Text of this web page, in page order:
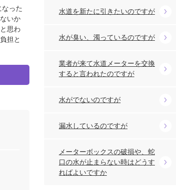
った
いか
思わ
担と
水道を新たに引きたいのですが
水が臭い、濁っているのですが
業者が来て水道メーターを交換
すると言われたのですが
水がでないのですが
漏水しているのですが
メーターボックスの破損や、蛇
口の水が止まらない時はどうす
ればよいですか